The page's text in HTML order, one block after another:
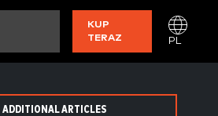
KUP
TERAZ
PL
ADDITIONAL ARTICLES